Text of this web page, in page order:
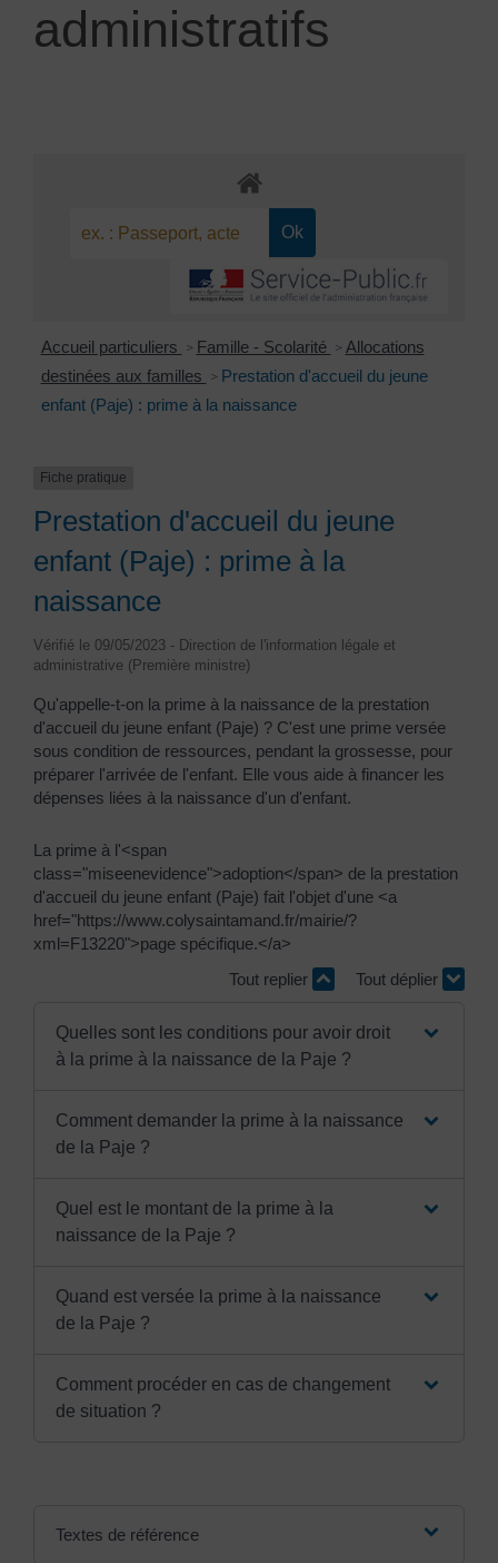
administratifs
Accueil particuliers > Famille - Scolarité > Allocations
destinées aux familles > Prestation d'accueil du jeune
enfant (Paje) : prime à la naissance
Fiche pratique
Prestation d'accueil du jeune
enfant (Paje) : prime à la
naissance
Vérifié le 09/05/2023 - Direction de l'information légale et
administrative (Première ministre)
Qu'appelle-t-on la prime à la naissance de la prestation
d'accueil du jeune enfant (Paje) ? C'est une prime versée
sous condition de ressources, pendant la grossesse, pour
préparer l'arrivée de l'enfant. Elle vous aide à financer les
dépenses liées à la naissance d'un d'enfant.
La prime à l'<span
class="miseenevidence">adoption</span> de la prestation
d'accueil du jeune enfant (Paje) fait l'objet d'une <a
href="https://www.colysaintamand.fr/mairie/?
xml=F13220">page spécifique.</a>
Tout replier
Tout déplier
Quelles sont les conditions pour avoir droit
à la prime à la naissance de la Paje ?
Comment demander la prime à la naissance
de la Paje ?
Quel est le montant de la prime à la
naissance de la Paje ?
Quand est versée la prime à la naissance
de la Paje ?
Comment procéder en cas de changement
de situation ?
Textes de référence